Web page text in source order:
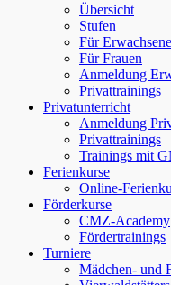
Übersicht
Stufen
Für
Für Frauen
Anmeldung
Privattrainings
Privatunterricht
Anmeldung
Privattrainings
Trainings mit
Ferienkurse
Online-
Förderkurse
CMZ-Academy
Fördertrainings
Turniere
Mädchen- und